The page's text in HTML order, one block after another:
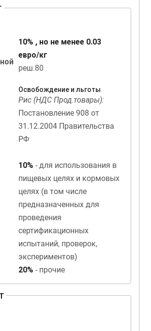
10% , но не менее 0.03
евро/кг
реш.80
Освобождение и льготы
Рис (НДС Прод.товары):
Постановление 908 от
31.12.2004 Правительства
РФ
10% - для использования в
пищевых целях и кормовых
целях (в том числе
предназначенных для
проведения
сертификационных
испытаний, проверок,
экспериментов)
20% - прочие